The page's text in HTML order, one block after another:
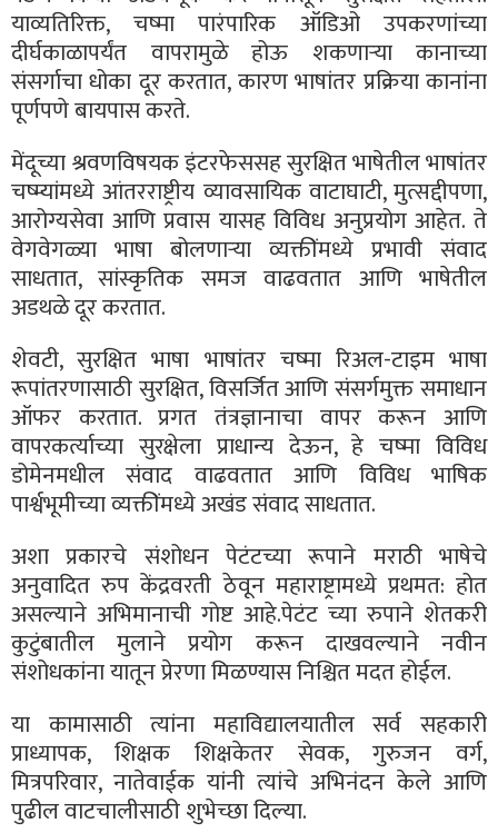
याव्यतिरिक्त, चष्मा पारंपारिक ऑडिओ उपकरणांच्या
दीर्घकाळापर्यंत वापरामुळे होऊ शकणार्‍या कानाच्या
संसर्गाचा धोका दूर करतात, कारण भाषांतर प्रक्रिया कानांना
पूर्णपणे बायपास करते.
मेंदूच्या श्रवणविषयक इंटरफेससह सुरक्षित भाषेतील भाषांतर
चष्म्यांमध्ये आंतरराष्ट्रीय व्यावसायिक वाटाघाटी, मुत्सद्दीपणा,
आरोग्यसेवा आणि प्रवास यासह विविध अनुप्रयोग आहेत. ते
वेगवेगळ्या भाषा बोलणाऱ्या व्यक्तींमध्ये प्रभावी संवाद
साधतात, सांस्कृतिक समज वाढवतात आणि भाषेतील
अडथळे दूर करतात.
शेवटी, सुरक्षित भाषा भाषांतर चष्मा रिअल-टाइम भाषा
रूपांतरणासाठी सुरक्षित, विसर्जित आणि संसर्गमुक्त समाधान
ऑफर करतात. प्रगत तंत्रज्ञानाचा वापर करून आणि
वापरकर्त्याच्या सुरक्षेला प्राधान्य देऊन, हे चष्मा विविध
डोमेनमधील संवाद वाढवतात आणि विविध भाषिक
पार्श्वभूमीच्या व्यक्तींमध्ये अखंड संवाद साधतात.
अशा प्रकारचे संशोधन पेटंटच्या रूपाने मराठी भाषेचे
अनुवादित रुप केंद्रवरती ठेवून महाराष्ट्रामध्ये प्रथमत: होत
असल्याने अभिमानाची गोष्ट आहे.पेटंट च्या रुपाने शेतकरी
कुटुंबातील मुलाने प्रयोग करून दाखवल्याने नवीन
संशोधकांना यातून प्रेरणा मिळण्यास निश्चित मदत होईल.
या कामासाठी त्यांना महाविद्यालयातील सर्व सहकारी
प्राध्यापक, शिक्षक शिक्षकेतर सेवक, गुरुजन वर्ग,
मित्रपरिवार, नातेवाईक यांनी त्यांचे अभिनंदन केले आणि
पुढील वाटचालीसाठी शुभेच्छा दिल्या.